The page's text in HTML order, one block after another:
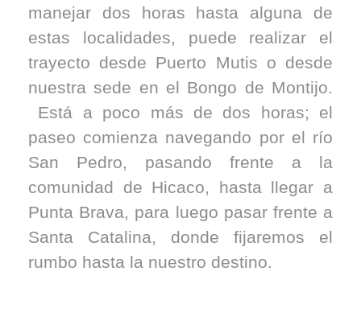
manejar dos horas hasta alguna de
estas localidades, puede realizar el
trayecto desde Puerto Mutis o desde
nuestra sede en el Bongo de Montijo.
Está a poco más de dos horas; el
paseo comienza navegando por el río
San Pedro, pasando frente a la
comunidad de Hicaco, hasta llegar a
Punta Brava, para luego pasar frente a
Santa Catalina, donde fijaremos el
rumbo hasta la nuestro destino.